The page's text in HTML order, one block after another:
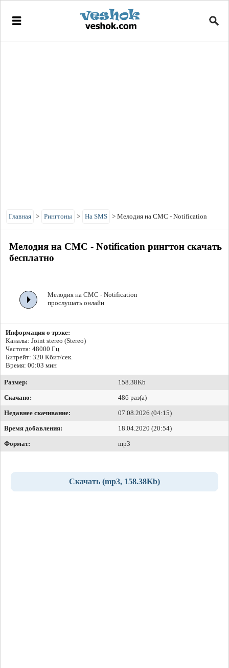
Главная > Рингтоны > На SMS > Мелодия на СМС - Notification
Мелодия на СМС - Notification рингтон скачать
бесплатно
Мелодия на СМС - Notification
прослушать онлайн
Информация о трэке:
Каналы: Joint stereo (Stereo)
Частота: 48000 Гц
Битрейт: 320 Кбит/сек.
Время: 00:03 мин
Размер:
158.38Kb
Скачано:
486 раз(а)
Недавнее скачивание:
07.08.2026 (04:15)
Время добавления:
18.04.2020 (20:54)
Формат:
mp3
Скачать (mp3, 158.38Kb)